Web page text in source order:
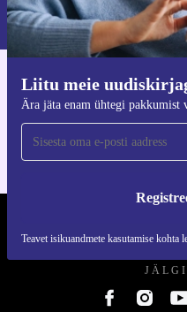
Liitu meie
Ära jäta enam ühtegi pakkumist
Teavet isikuandmete kasutamise kohta
privaatsuspoliitikast.
Hangi
iOS-i ja